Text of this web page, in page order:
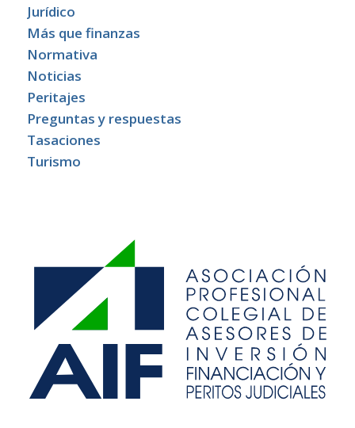
Jurídico
Más que finanzas
Normativa
Noticias
Peritajes
Preguntas y respuestas
Tasaciones
Turismo